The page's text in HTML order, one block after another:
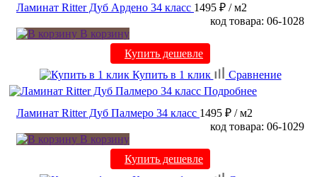
Ламинат Ritter Дуб Ардено 34 класс 1495 ₽ / м2
код товара: 06-1028
В корзину
Купить дешевле
Купить в 1 клик
Сравнение
Подробнее
Ламинат Ritter Дуб Палмеро 34 класс 1495 ₽ / м2
код товара: 06-1029
В корзину
Купить дешевле